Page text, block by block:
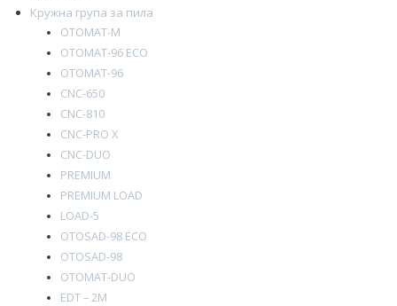
Кружна група за пила
OTOMAT-M
OTOMAT-96 ECO
OTOMAT-96
CNC-650
CNC-810
CNC-PRO X
CNC-DUO
PREMIUM
PREMIUM LOAD
LOAD-5
OTOSAD-98 ECO
OTOSAD-98
OTOMAT-DUO
EDT – 2M